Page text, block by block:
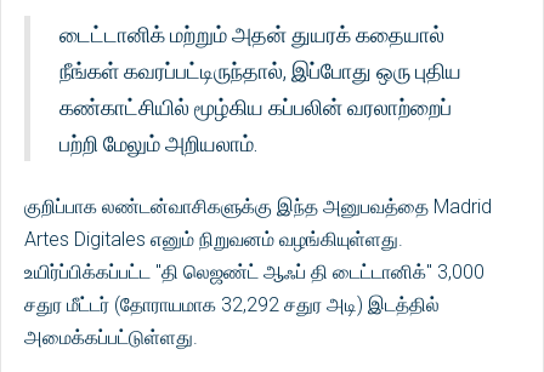
டைட்டானிக் மற்றும் அதன் துயரக் கதையால்
நீங்கள் கவரப்பட்டிருந்தால், இப்போது ஒரு புதிய
கண்காட்சியில் மூழ்கிய கப்பலின் வரலாற்றைப்
பற்றி மேலும் அறியலாம்.
குறிப்பாக லண்டன்வாசிகளுக்கு இந்த அனுபவத்தை Madrid
Artes Digitales எனும் நிறுவனம் வழங்கியுள்ளது.
உயிர்ப்பிக்கப்பட்ட ''தி லெஜண்ட் ஆஃப் தி டைட்டானிக்'' 3,000
சதுர மீட்டர் (தோராயமாக 32,292 சதுர அடி) இடத்தில்
அமைக்கப்பட்டுள்ளது.